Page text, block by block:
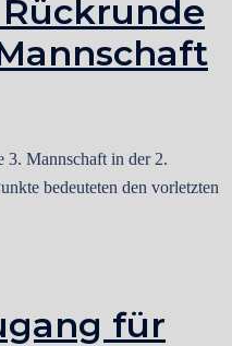
3. Mannschaft in der 2.
bedeuteten den vorletzten
für